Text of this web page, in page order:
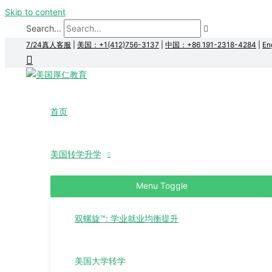
Skip to content
Search...
7/24真人客服 美国：+1(412)756-3137 中国：+86 191-2318-4284
首页
美国转学升学
Menu Toggle
双螺旋™: 学业就业均衡提升
美国大学转学